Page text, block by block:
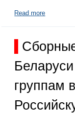
Read more
группам